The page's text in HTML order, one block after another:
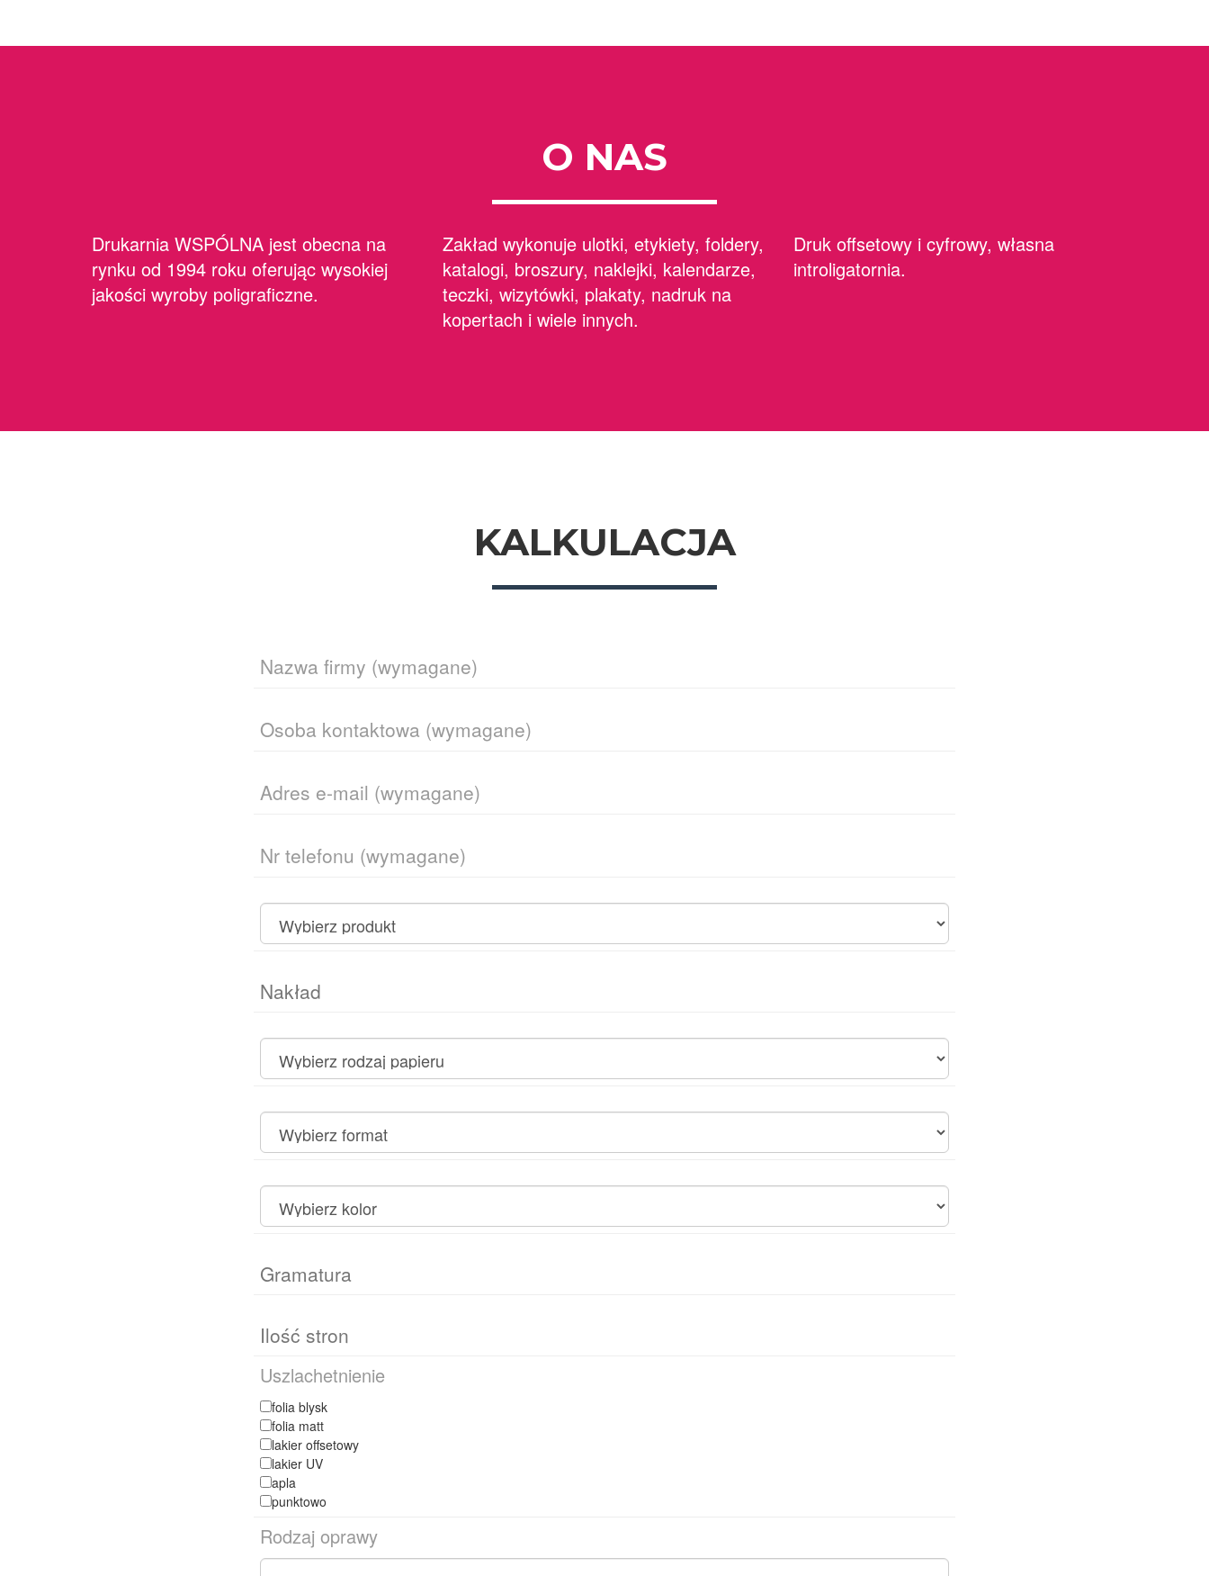
O NAS
Drukarnia WSPÓLNA jest obecna na
rynku od 1994 roku oferując wysokiej
jakości wyroby poligraficzne.
Zakład wykonuje ulotki, etykiety, foldery,
katalogi, broszury, naklejki, kalendarze,
teczki, wizytówki, plakaty, nadruk na
kopertach i wiele innych.
Druk offsetowy i cyfrowy, własna
introligatornia.
KALKULACJA
Uszlachetnienie
folia blysk
folia matt
lakier offsetowy
lakier UV
apla
punktowo
Rodzaj oprawy